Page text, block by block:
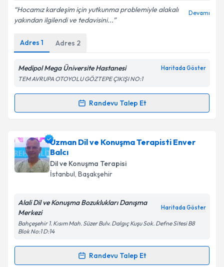
Hocamız kardeşim için yutkunma problemiyle alakalı
yakından ilgilendi ve tedavisini...
Devamı
Adres 1 Adres 2
Medipol Mega Üniversite Hastanesi Haritada Göster
TEM AVRUPA OTOYOLU GÖZTEPE ÇIKIŞI NO:1
Randevu Talep Et
Randevu Takvimi Talebi
Dil ve Konuşma Terapisti Belgin Deniz Eşsiziçin
randevu takvimi talebi oluşturun. Size bu uzmandan
randevu almanız için bir takvim hazırlandığında e-
posta ile bilgilendireceğiz.
'ni okudum ve kişisel verilerimin belirtilen
kapsamda işlenmesini kabul ediyorum.
Uzman Dil ve Konuşma Terapisti Enver
Balcı
Dil ve Konuşma Terapisi
İstanbul, Başakşehir
Alali Dil ve Konuşma Bozuklukları Danışma
Merkezi
Haritada Göster
Bahçeşehir 1. Kısım Mah. Süzer Bulv. Dalgıç Kuşu Sok. Defne Sitesi B8
Blok No:1 D:14
Randevu Talep Et
Randevu Takvimi Talebi